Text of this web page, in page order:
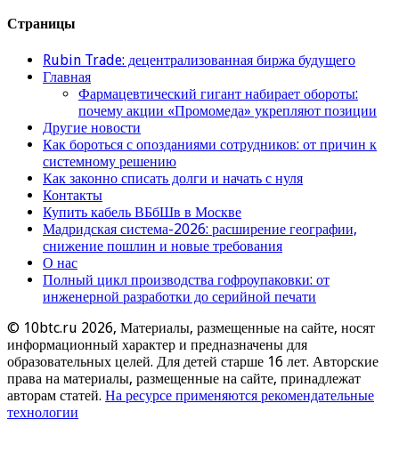
Страницы
Rubin Trade: децентрализованная биржа будущего
Главная
Фармацевтический гигант набирает обороты:
почему акции «Промомеда» укрепляют позиции
Другие новости
Как бороться с опозданиями сотрудников: от причин к
системному решению
Как законно списать долги и начать с нуля
Контакты
Купить кабель ВБбШв в Москве
Мадридская система-2026: расширение географии,
снижение пошлин и новые требования
О нас
Полный цикл производства гофроупаковки: от
инженерной разработки до серийной печати
© 10btc.ru 2026, Материалы, размещенные на сайте, носят
информационный характер и предназначены для
образовательных целей. Для детей старше 16 лет. Авторские
права на материалы, размещенные на сайте, принадлежат
авторам статей. На ресурсе применяются рекомендательные
технологии